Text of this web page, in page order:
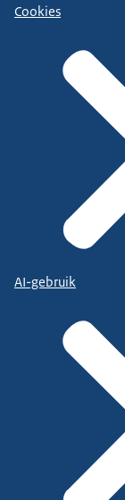
Cookies
AI-gebruik